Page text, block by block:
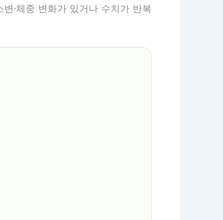
·체중 변화가 있거나 수치가 반복